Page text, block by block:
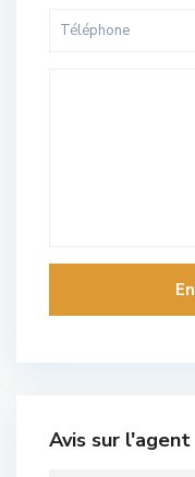
Avis sur l'agent